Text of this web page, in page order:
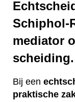
Schiphol-
mediator
scheiding.
Bij een
praktische